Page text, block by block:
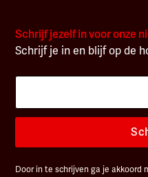
Schrijf jezelf in voor onze
Schrijf je in en blijf op de
Door in te schrijven ga je akkoord